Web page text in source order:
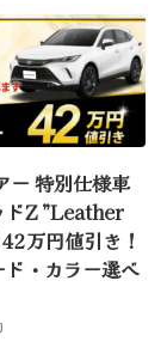
ー 特別仕様車
ドZ ”Leather
万円値引き！
・カラー選べ